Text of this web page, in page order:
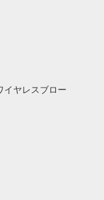
イヤレスブロー